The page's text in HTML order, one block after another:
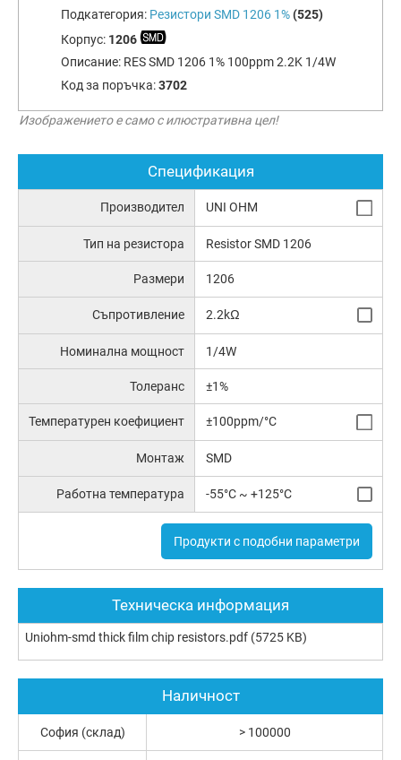
Подкатегория: Резистори SMD 1206 1% (525)
Корпус: 1206
Описание: RES SMD 1206 1% 100ppm 2.2K 1/4W
Код за поръчка:3702
Изображението е само с илюстративна цел!
Спецификация
Производител UNI OHM
Тип на резистора Resistor SMD 1206
Размери 1206
Съпротивление 2.2kΩ
Номинална мощност 1/4W
Толеранс ±1%
Температурен коефициент ±100ppm/°C
Монтаж SMD
Работна температура -55°C ~ +125°C
Продукти с подобни параметри
Техническа информация
Uniohm-smd thick film chip resistors.pdf (5725 KB)
Наличност
София (склад) > 100000